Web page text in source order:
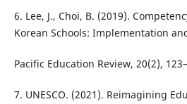
6. Lee, J., Choi, B. (2019).
Korean Schools: Implementation
Pacific Education Review, 20(2),
7. UNESCO. (2021). Reimagining